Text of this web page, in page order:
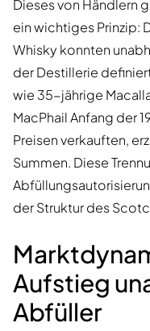
Dieses von Händlern
ein wichtiges Prinzip:
Whisky konnten
der Destillerie
wie 35-jährige
MacPhail Anfang der
Preisen verkauften,
Summen. Diese
der Struktur des
Aufstieg
Abfüller